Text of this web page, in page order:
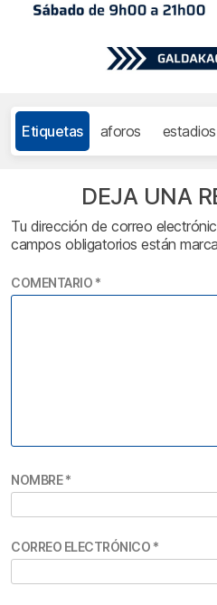
Etiquetas aforos
DEJA UNA
Tu dirección de correo
campos obligatorios están
COMENTARIO *
NOMBRE*
CORREO ELECTRÓNICO *